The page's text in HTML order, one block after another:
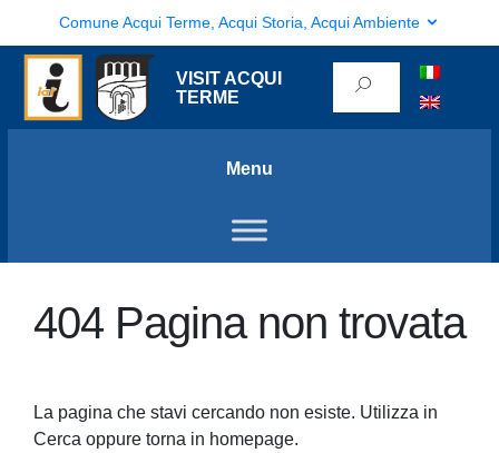
Comune Acqui Terme, Acqui Storia, Acqui Ambiente
VISIT ACQUI
TERME
Menu
404 Pagina non trovata
La pagina che stavi cercando non esiste. Utilizza in
Cerca oppure torna in homepage.